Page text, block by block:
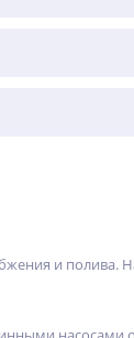
и полива.